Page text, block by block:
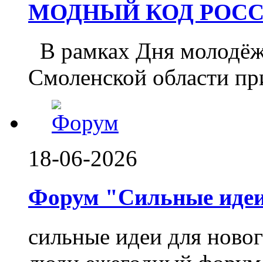
МОДНЫЙ КОД
В рамках Дня
Смоленской области
18-06-2026
Форум "Сильные
сильные идеи для